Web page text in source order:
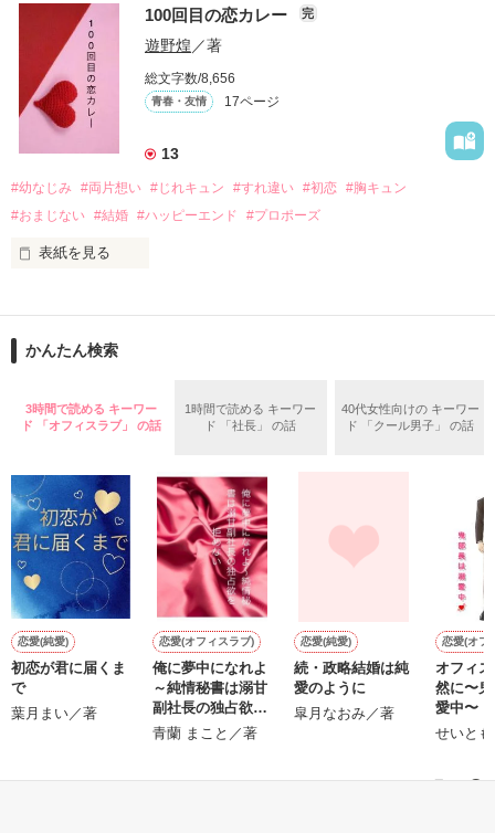
作品を読む
｢全部あんたのせいよ｣
『──のせいじゃないよ』
｢なんであんたが生きてんのよ｣
『生きていてくれてありがとう』
｢あんたなんか産まなきゃ良かった｣
『産まれてきてくれてありがとう』
両親から虐待を受け感情を知らない女の子と
泣き方も、笑い方も、助けの求め方も、何も知らなかった。
でもみんなが教えてくれた。
『"愛してるよ"』
感動のラスト──
100回目の恋カレー 完
遊野煌 ／著
総文字数/8,656
青春・友情 17ページ
13
#幼なじみ #両片想い #じれキュン #すれ違い #初恋 #胸キュン
#おまじない #結婚 #ハッピーエンド #プロポーズ
表紙を見る
きになっちゃうんだって』
※表紙はフリー素材です。コンテスト用に既存作を改稿しまし
た。
作品を読む
かんたん検索
3時間で読める キーワー
ド 「オフィスラブ」 の話
1時間で読める キーワー
ド 「社長」 の話
40代女性向けの キーワー
ド 「クール男子」 の話
恋愛(純愛)
初恋が君に届くま
で
葉月まい／著
恋愛(オフィスラブ)
俺に夢中になれよ
～純情秘書は溺甘
副社長の独占欲を
拒めない
青蘭 まこと／著
恋愛(純愛)
続・政略結婚は純
愛のように
皐月なおみ／著
恋愛(オフ
オフィ
然に〜
愛中〜
せいと